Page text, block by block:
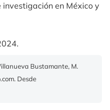
en México y
Bustamante, M.
Desde